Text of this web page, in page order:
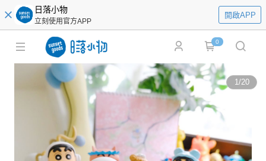
日落小物
立刻使用官方APP
開啟APP
0
1/20